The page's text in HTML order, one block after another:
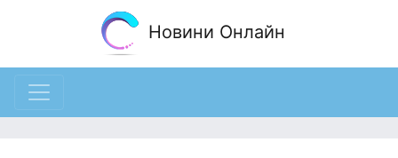
Новини Онлайн